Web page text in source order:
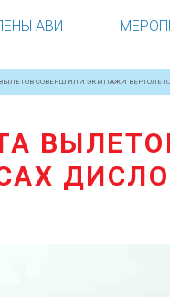
АВИ
СОВЕРШИЛИ ЭКИПАЖИ